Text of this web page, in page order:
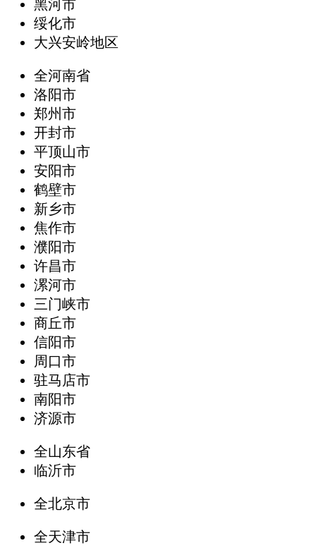
黑河市
绥化市
大兴安岭地区
全河南省
洛阳市
郑州市
开封市
平顶山市
安阳市
鹤壁市
新乡市
焦作市
濮阳市
许昌市
漯河市
三门峡市
商丘市
信阳市
周口市
驻马店市
南阳市
济源市
全山东省
临沂市
全北京市
全天津市